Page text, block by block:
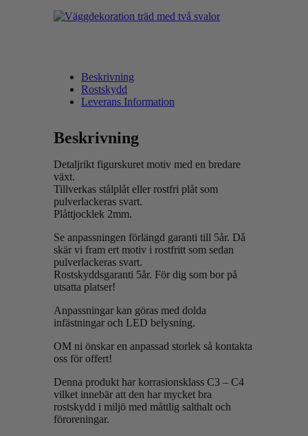
Beskrivning
Rostskydd
Leverans Information
Beskrivning
Detaljrikt figurskuret motiv med en bredare
växt.
Tillverkas stålplåt eller rostfri plåt som
pulverlackeras svart.
Plåttjocklek 2mm.
Se anpassningen förlängd garanti till 5år. Då
skär vi fram ert motiv i rostfritt som sedan
pulverlackeras svart.
Rostskyddsgaranti 5år. För dig som bor på
utsatta platser!
Anpassningar kan göras med dolda
infästningar och LED belysning.
OM ni önskar en anpassad storlek så kontakta
oss för offert!
Denna produkt har korrasionsklass C3 – C4
vilket innebär att den har mycket bra
rostskydd i miljö med måttlig salthalt och
föroreningar.